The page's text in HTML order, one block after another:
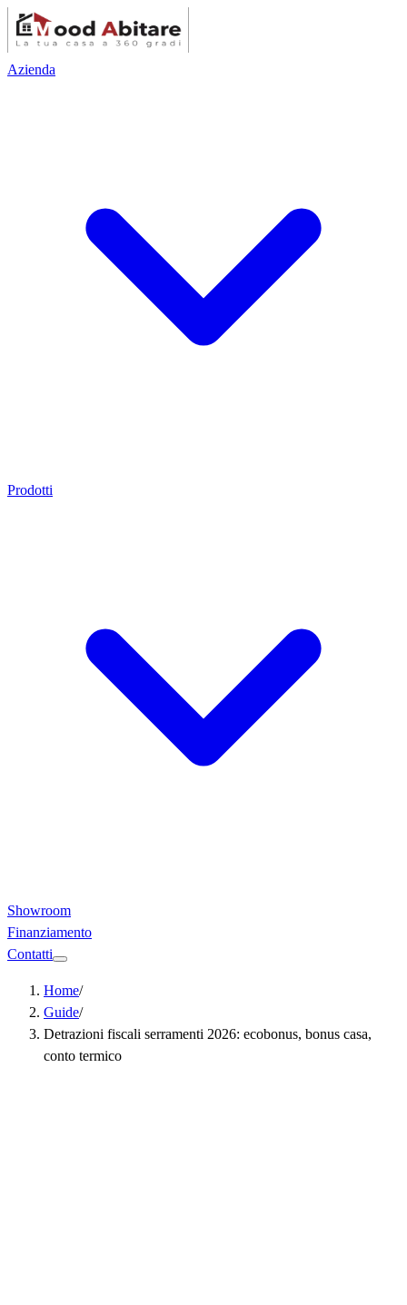
Azienda
Prodotti
Showroom
Finanziamento
Contatti
Home/
Guide/
Detrazioni fiscali serramenti 2026: ecobonus, bonus casa,
conto termico